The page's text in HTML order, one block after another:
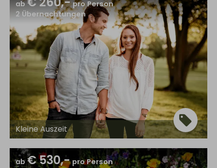
Kleine Auszeit
ab
pro Person
2 Übernachtungen
ab€ 530,- pro Person